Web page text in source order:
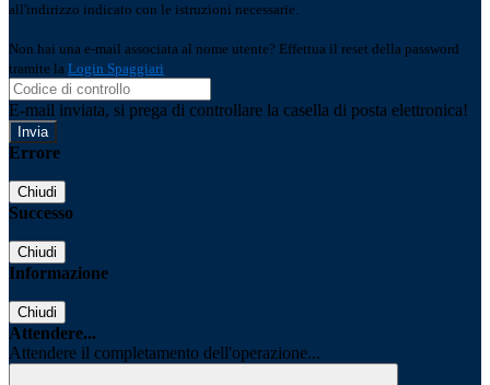
all'indirizzo indicato con le istruzioni necessarie.
Non hai una e-mail associata al nome utente? Effettua il reset della password
tramite la Login Spaggiari
E-mail inviata, si prega di controllare la casella di posta elettronica!
Errore
Chiudi
Successo
Chiudi
Informazione
Chiudi
Attendere...
Attendere il completamento dell'operazione...